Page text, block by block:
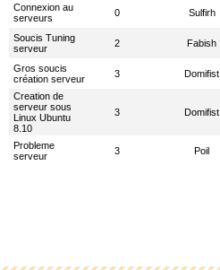
Connexion au
serveurs
0 Sulfirh
Soucis Tuning
serveur
2 Fabish
Gros soucis
création serveur
3 Domifist
Creation de
serveur sous
Linux Ubuntu
8.10
3 Domifist
Probleme
serveur
3 Poil